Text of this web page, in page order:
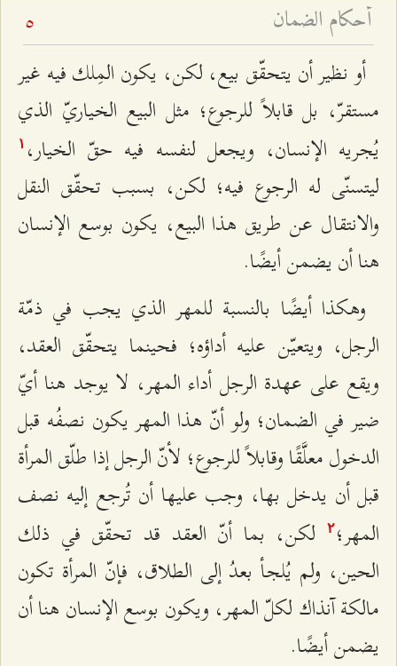
أحكام الضمان 5
أو نظير أن يتحقّق بيع، لكن، يكون المِلك فيه غير
مستقرّ، بل قابلاً للرجوع؛ مثل البيع الخياريّ الذي
يُجريه الإنسان، ويجعل لنفسه فيه حقّ الخيار، ۱
ليتسنّى له الرجوع فيه؛ لكن، بسبب تحقّق النقل
والانتقال عن طريق هذا البيع، يكون بوسع الإنسان
هنا أن يضمن أيضًا.
وهكذا أيضًا بالنسبة للمهر الذي يجب في ذمّة
الرجل، ويتعيّن عليه أداؤه؛ فحينما يتحقّق العقد،
ويقع على عهدة الرجل أداء المهر، لا يوجد هنا أيّ
ضير في الضمان؛ ولو أنّ هذا المهر يكون نصفُه قبل
الدخول معلَّقًا وقابلاً للرجوع؛ لأنّ الرجل إذا طلّق المرأة
قبل أن يدخل بها، وجب عليها أن تُرجع إليه نصف
المهر؛٢
لكن، بما أنّ العقد قد تحقّق في ذلك
الحين، ولم يُلجأ بعدُ إلى الطلاق، فإنّ المرأة تكون
مالكة آنذاك لكلّ المهر، ويكون بوسع الإنسان هنا أن
يضمن أيضًا.